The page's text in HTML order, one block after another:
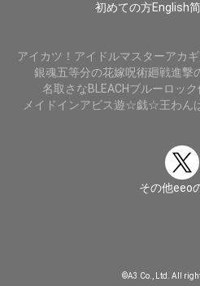
初めての方English
アイカツ！ アイドルマスターアカギ
銀魂五等分の花嫁呪術廻戦進撃
名取さなBLEACHブルーロック
メイドインアビス遊☆戯☆王わん
その他eeo
©A3 Co., Ltd. All